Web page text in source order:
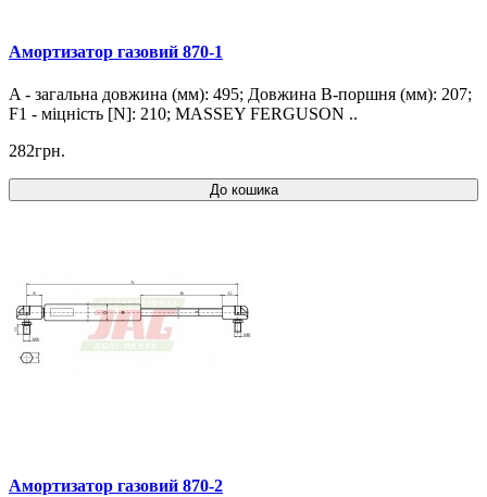
Амортизатор газовий 870-1
A - загальна довжина (мм): 495; Довжина B-поршня (мм): 207;
F1 - міцність [N]: 210; MASSEY FERGUSON ..
282грн.
До кошика
Амортизатор газовий 870-2